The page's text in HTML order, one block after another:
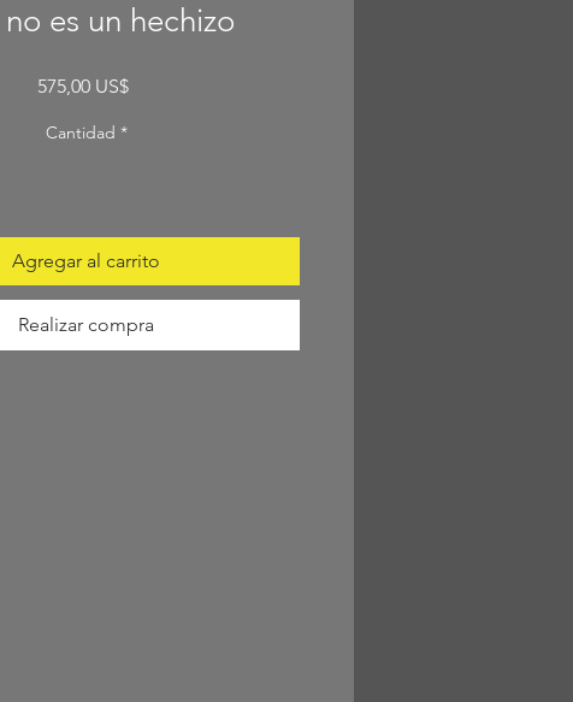
es un hechizo
575,00 US$Precio
Cantidad *
Agregar al carrito
Realizar compra